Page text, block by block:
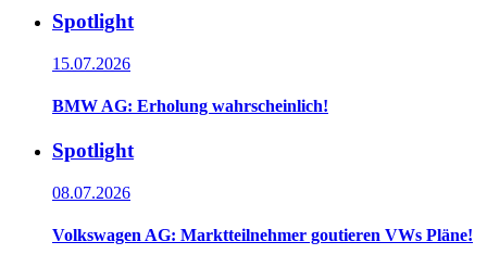
Spotlight
15.07.2026
BMW AG: Erholung wahrscheinlich!
Spotlight
08.07.2026
Volkswagen AG: Marktteilnehmer goutieren VWs Pläne!